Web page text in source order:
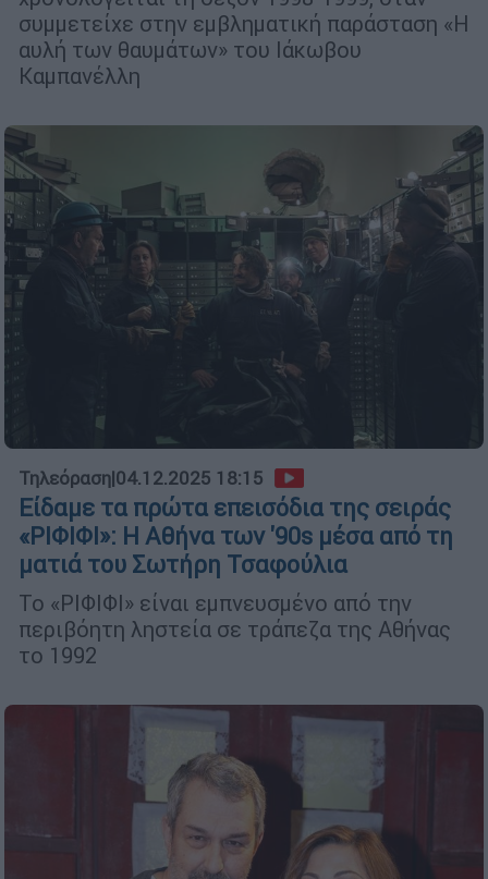
συμμετείχε στην εμβληματική παράσταση «Η
αυλή των θαυμάτων» του Ιάκωβου
Καμπανέλλη
Τηλεόραση|04.12.2025 18:15
Είδαμε τα πρώτα επεισόδια της σειράς
«ΡΙΦΙΦΙ»: Η Αθήνα των '90s μέσα από τη
ματιά του Σωτήρη Τσαφούλια
Το «ΡΙΦΙΦΙ» είναι εμπνευσμένο από την
περιβόητη ληστεία σε τράπεζα της Αθήνας
το 1992